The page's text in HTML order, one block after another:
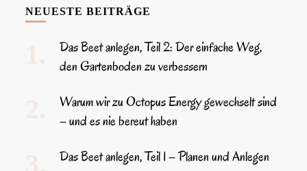
NEUESTE BEITRÄGE
Das Beet anlegen, Teil 2: Der einfache Weg,
den Gartenboden zu verbessern
Warum wir zu Octopus Energy gewechselt sind
– und es nie bereut haben
Das Beet anlegen, Teil 1 – Planen und Anlegen